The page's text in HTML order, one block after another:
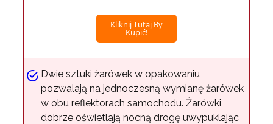
Kliknij Tutaj By
Kupić!
Dwie sztuki żarówek w opakowaniu
pozwalają na jednoczesną wymianę żarówek
w obu reflektorach samochodu. Żarówki
dobrze oświetlają nocną drogę uwypuklając